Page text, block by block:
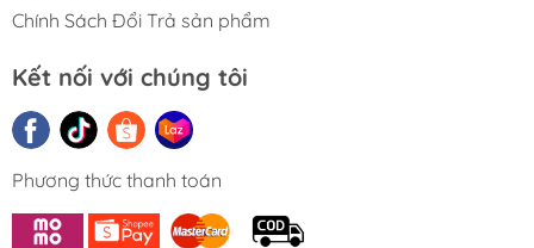
Chính Sách Đổi Trả sản phẩm
Kết nối với chúng tôi
Phương thức thanh toán